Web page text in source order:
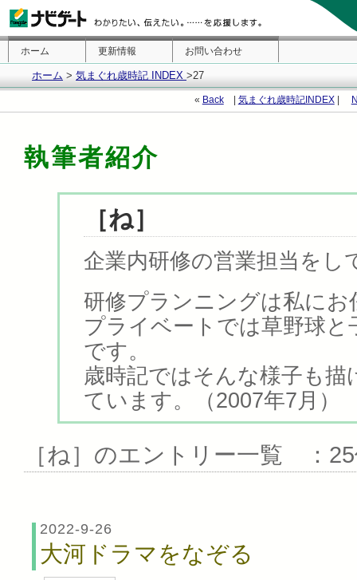
ホーム 更新情報 お問い合わせ
ホーム > 気まぐれ歳時記 INDEX >27
« Back| 気まぐれ歳時記INDEX|
執筆者紹介
［ね］
企業内研修の営業担当をし
研修プランニングは私にお
プライベートでは草野球と
です。
歳時記ではそんな様子も描
ています。（2007年7月）
［ね］のエントリー一覧 ：
2022-9-26
大河ドラマをなぞる